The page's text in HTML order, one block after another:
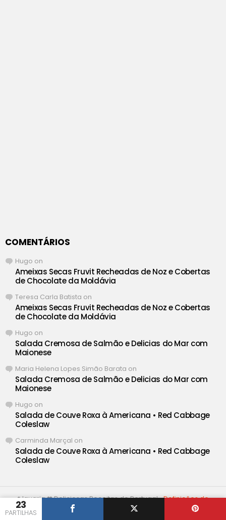
23
PARTILHAS
COMENTÁRIOS
Hugo on
Ameixas Secas Fruvit Recheadas de Noz e Cobertas
de Chocolate da Moldávia
Teresa Carla Batista on
Ameixas Secas Fruvit Recheadas de Noz e Cobertas
de Chocolate da Moldávia
Hugo on
Salada Cremosa de Salmão e Delicias do Mar com
Maionese
Maria Helena Lopes Simão Barata on
Salada Cremosa de Salmão e Delicias do Mar com
Maionese
Hugo on
Salada de Couve Roxa à Americana • Red Cabbage
Coleslaw
Carminda Marçal on
Salada de Couve Roxa à Americana • Red Cabbage
Coleslaw
® Iguaria ❤ Deliciosas Receitas de Portugal •Definições de
Privacidade